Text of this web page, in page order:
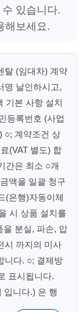
있습니다.
해보세요.
탈 (임대차) 계약
명 날인하시고,
기본 사항 설치
등록번호 (사업
○; 계약조건 상
(VAT 별도) 합
간은 최소 ○개
액을 일괄 청구
(은행)자동이체
시 상품 설치를
을 분실, 파손, 압
시 까지의 미사
니다. ○; 결제방
표시됩니다.
입니다.) 은 행